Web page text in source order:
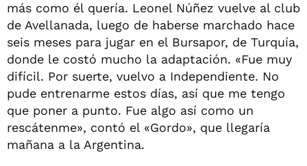
más como él quería. Leonel Núñez vuelve al club
de Avellanada, luego de haberse marchado hace
seis meses para jugar en el Bursapor, de Turquía,
donde le costó mucho la adaptación. «Fue muy
difícil. Por suerte, vuelvo a Independiente. No
pude entrenarme estos días, así que me tengo
que poner a punto. Fue algo así como un
rescátenme», contó el «Gordo», que llegaría
mañana a la Argentina.